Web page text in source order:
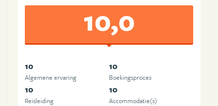
10,0
10
Algemene ervaring
10
Boekingsproces
10
Reisleiding
10
Accommodatie(s)